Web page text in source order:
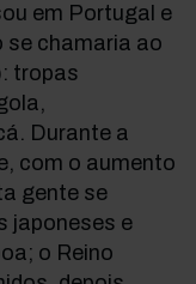
em Portugal e
se chamaria ao
tropas
Durante a
com o aumento
gente se
japoneses e
o Reino